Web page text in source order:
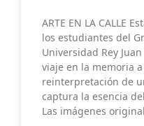
ARTE EN LA CALLE
los estudiantes del
Universidad Rey
viaje en la memoria
reinterpretación de
captura la esencia
Las imágenes